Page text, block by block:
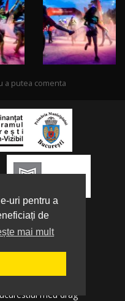
uri pentru a
de
mai mult
a putea comenta
condiții | Tutorial
meu drag